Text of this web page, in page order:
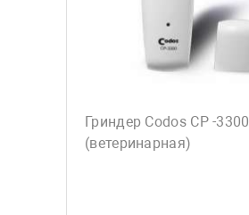
Гриндер Codos СР -3300
(ветеринарная)